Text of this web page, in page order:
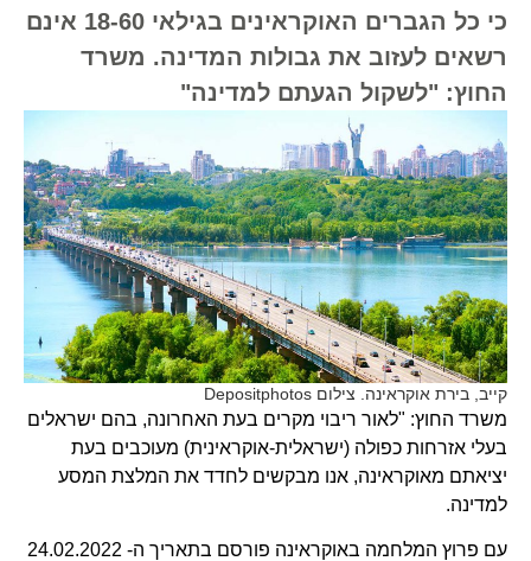
כי כל הגברים האוקראינים בגילאי 18-60 אינם
רשאים לעזוב את גבולות המדינה. משרד
החוץ: "לשקול הגעתם למדינה"
קייב, בירת אוקראינה. צילום Depositphotos
משרד החוץ: "לאור ריבוי מקרים בעת האחרונה, בהם ישראלים
בעלי אזרחות כפולה (ישראלית-אוקראינית) מעוכבים בעת
יציאתם מאוקראינה, אנו מבקשים לחדד את המלצת המסע
למדינה.
עם פרוץ המלחמה באוקראינה פורסם בתאריך ה- 24.02.2022